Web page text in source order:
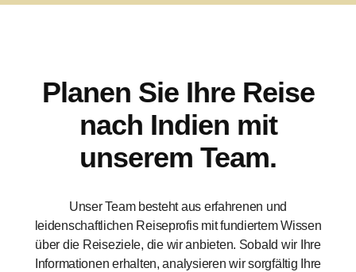
Planen Sie Ihre Reise
nach Indien mit
unserem Team.
Unser Team besteht aus erfahrenen und
leidenschaftlichen Reiseprofis mit fundiertem Wissen
über die Reiseziele, die wir anbieten. Sobald wir Ihre
Informationen erhalten, analysieren wir sorgfältig Ihre